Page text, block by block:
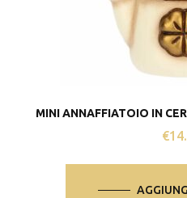
MINI ANNAFFIATOIO IN
€